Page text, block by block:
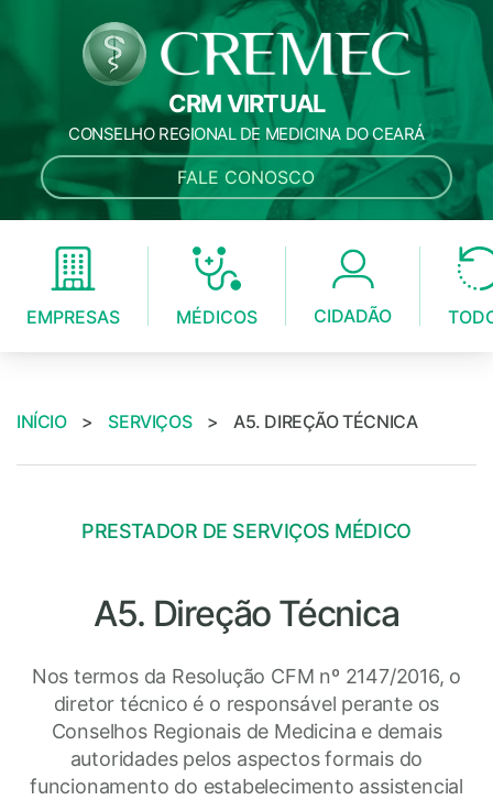
CRM VIRTUAL
CONSELHO REGIONAL DE MEDICINA DO CEARÁ
FALE CONOSCO
EMPRESAS MÉDICOS CIDADÃO
INÍCIO > SERVIÇOS > A5. DIREÇÃO TÉCNICA
PRESTADOR DE SERVIÇOS MÉDICO
A5. Direção Técnica
Nos termos da Resolução CFM nº 2147/2016, o
diretor técnico é o responsável perante os
Conselhos Regionais de Medicina e demais
autoridades pelos aspectos formais do
funcionamento do estabelecimento assistencial